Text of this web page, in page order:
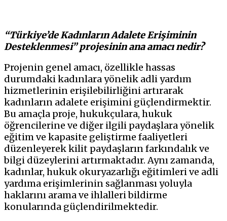
“Türkiye’de Kadınların Adalete Erişiminin
Desteklenmesi” projesinin ana amacı nedir?
Projenin genel amacı, özellikle hassas
durumdaki kadınlara yönelik adli yardım
hizmetlerinin erişilebilirliğini artırarak
kadınların adalete erişimini güçlendirmektir.
Bu amaçla proje, hukukçulara, hukuk
öğrencilerine ve diğer ilgili paydaşlara yönelik
eğitim ve kapasite geliştirme faaliyetleri
düzenleyerek kilit paydaşların farkındalık ve
bilgi düzeylerini artırmaktadır. Aynı zamanda,
kadınlar, hukuk okuryazarlığı eğitimleri ve adli
yardıma erişimlerinin sağlanması yoluyla
haklarını arama ve ihlalleri bildirme
konularında güçlendirilmektedir.